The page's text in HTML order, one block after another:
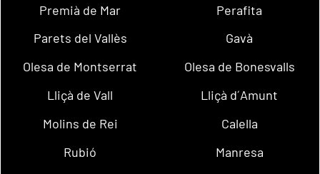
Premià de Mar
Perafita
Parets del Vallès
Gavà
Olesa de Montserrat
Olesa de Bonesvalls
Lliçà de Vall
Lliçà d´Amunt
Molins de Rei
Calella
Rubió
Manresa